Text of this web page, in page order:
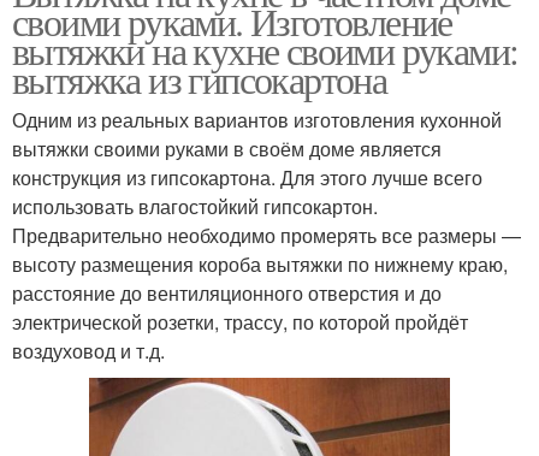
своими руками. Изготовление
вытяжки на кухне своими руками:
вытяжка из гипсокартона
Одним из реальных вариантов изготовления кухонной
вытяжки своими руками в своём доме является
конструкция из гипсокартона. Для этого лучше всего
использовать влагостойкий гипсокартон.
Предварительно необходимо промерять все размеры —
высоту размещения короба вытяжки по нижнему краю,
расстояние до вентиляционного отверстия и до
электрической розетки, трассу, по которой пройдёт
воздуховод и т.д.